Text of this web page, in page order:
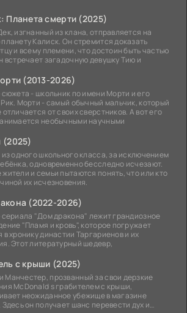
Планета смерти (2025)
изгнанный из клана, отправляется на
Калиск. Он стремится доказать
и всему племени, что достоин быть частью
встречает загадочную девушку Тию и
(2013-2026)
сюжета - школьник по имени Морти и его
Морти - самый обычный мальчик, который
от своих сверстников. А вот его
необычными научными
(2025)
из одного школьного класса, за исключением
одновременно бесследно исчезают.
и семьи пытаются понять, что или кто
их исчезновения.
(2022-2026)
сериала "Дом дракона" лежит грандиозное
"Пламя и кровь", которое погружает
в хронику династии Таргариенов и их
Этот литературный шедевр,
с крыши (2025)
прозванный за свои дерзкие
McDonald s грабителем с крыши,
неожиданное убежище в магазине
Здесь он получает шанс перевести дух и